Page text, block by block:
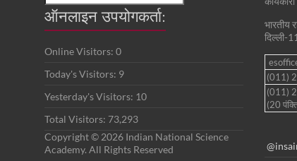
ऑनलाइन उपयोगकर्ता:
Online Visitors: 0
Today's Visitors: 9
Yesterday's Visitors: 10
Total Visitors: 73,293
Copyright © 2026 Indian National Science
Academy. All Rights Reserved
भारतीय
दिल्ली-
(011)
(011)
(20